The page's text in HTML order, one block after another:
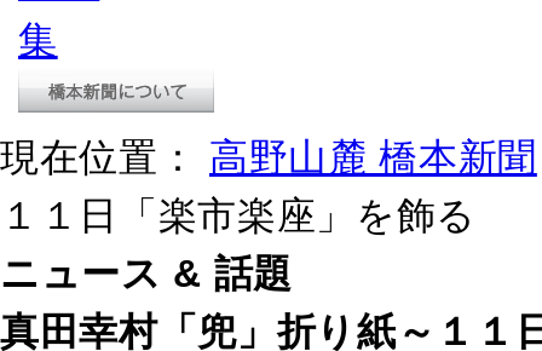
現在位置： 高野山麓 橋本新聞
１１日「楽市楽座」を飾る
ニュース & 話題
真田幸村「兜」折り紙～１１